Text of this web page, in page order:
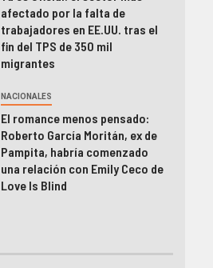
afectado por la falta de
trabajadores en EE.UU. tras el
fin del TPS de 350 mil
migrantes
NACIONALES
El romance menos pensado:
Roberto García Moritán, ex de
Pampita, habría comenzado
una relación con Emily Ceco de
Love Is Blind